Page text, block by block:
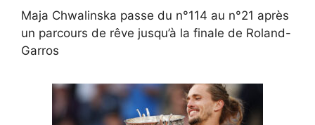
Maja Chwalinska passe du n°114 au n°21 après
un parcours de rêve jusqu’à la finale de Roland-
Garros